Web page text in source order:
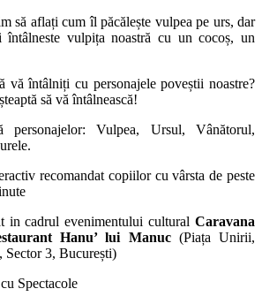
să aflați cum îl păcălește vulpea pe urs, dar
vulpița noastră cu un cocoș, un
vă întâlniți cu personajele poveștii noastre?
să vă întâlnească!
Vulpea, Ursul, Vânătorul,
recomandat copiilor cu vârsta de peste
in cadrul evenimentului cultural Caravana
Hanu’ lui Manuc(Piața Unirii,
Sector 3, București)
Spectacole